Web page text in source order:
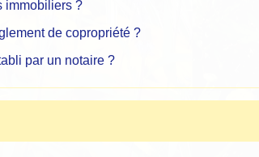
immobiliers ?
de copropriété ?
par un notaire ?